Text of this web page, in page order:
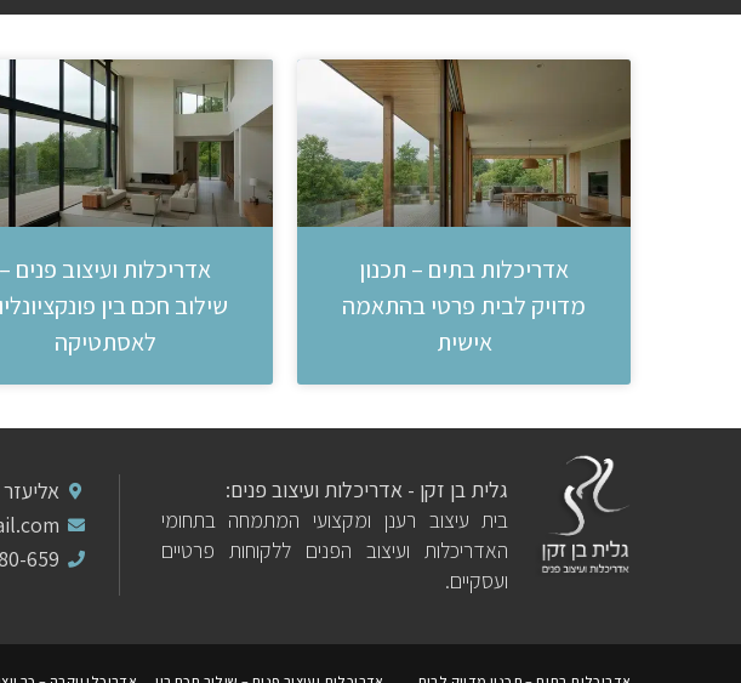
אדריכלות בתים – תכנון
מדויק לבית פרטי בהתאמה
אישית
אדריכלות ועיצוב פנים –
שילוב חכם בין
לאסתטיקה
גלית בן זקן - אדריכלות ועיצוב פנים:
בית עיצוב רענן ומקצועי המתמחה בתחומי
האדריכלות ועיצוב הפנים ללקוחות פרטיים
ועסקיים.
אליעזר מזל 4,
659